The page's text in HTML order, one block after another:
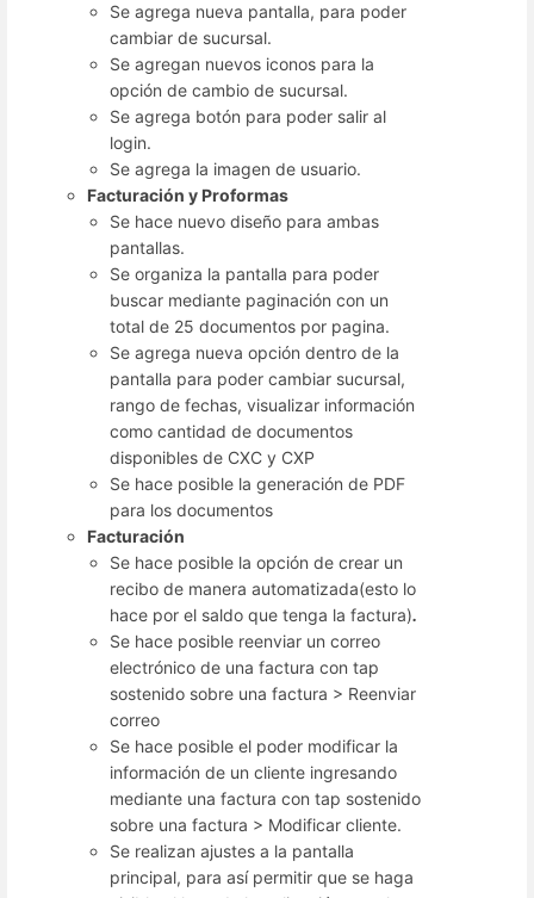
Se agrega nueva pantalla, para poder
cambiar de sucursal.
Se agregan nuevos iconos para la
opción de cambio de sucursal.
Se agrega botón para poder salir al
login.
Se agrega la imagen de usuario.
Facturación y Proformas
Se hace nuevo diseño para ambas
pantallas.
Se organiza la pantalla para poder
buscar mediante paginación con un
total de 25 documentos por pagina.
Se agrega nueva opción dentro de la
pantalla para poder cambiar sucursal,
rango de fechas, visualizar información
como cantidad de documentos
disponibles de CXC y CXP
Se hace posible la generación de PDF
para los documentos
Facturación
Se hace posible la opción de crear un
recibo de manera automatizada(esto lo
hace por el saldo que tenga la factura).
Se hace posible reenviar un correo
electrónico de una factura con tap
sostenido sobre una factura > Reenviar
correo
Se hace posible el poder modificar la
información de un cliente ingresando
mediante una factura con tap sostenido
sobre una factura > Modificar cliente.
Se realizan ajustes a la pantalla
principal, para así permitir que se haga